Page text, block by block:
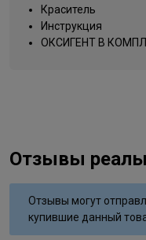
Название цвета
Вид деятельности
Краситель
Инструкция
ОКСИГЕНТ В
Отзывы
Отзывы могут
купившие данный